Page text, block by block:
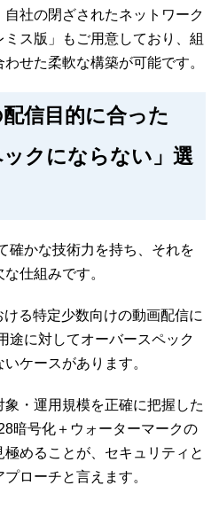
社の閉ざされたネットワーク
ス版」もご用意しており、組
せた柔軟な構築が可能です。
信目的に合った
ックにならない」選
確かな技術力を持ち、それを
仕組みです。
る特定少数向けの動画配信に
途に対してオーバースペック
ケースがあります。
・運用規模を正確に把握した
暗号化＋ウォーターマークの
めることが、セキュリティと
ローチと言えます。